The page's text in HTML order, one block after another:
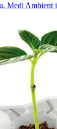
Medi Ambient